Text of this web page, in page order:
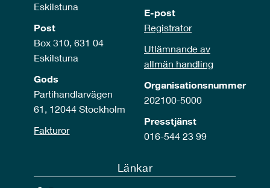
Eskilstuna
Post
Box 310, 631 04
Eskilstuna
Gods
Partihandlarvägen
61, 12044 Stockholm
Fakturor
E-post
Registrator
Utlämnande av
allmän handling
Organisationsnummer
202100-5000
Presstjänst
016-544 23 99
Länkar